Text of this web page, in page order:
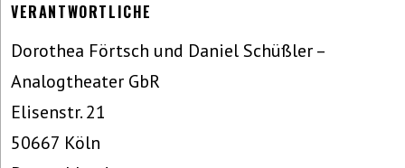
VERANTWORTLICHE
Dorothea Förtsch und Daniel Schüßler –
Analogtheater GbR
Elisenstr. 21
50667 Köln